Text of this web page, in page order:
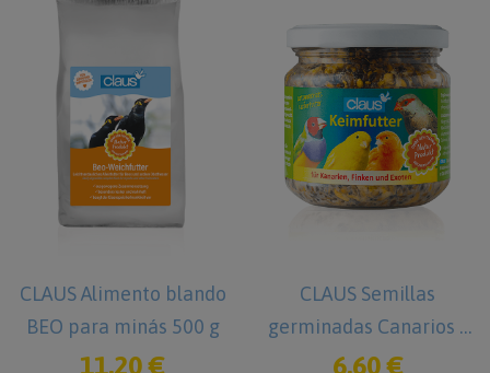
CLAUS Alimento blando
BEO para minás 500 g
11,20 €
CLAUS Semillas
germinadas Canarios /
Pinzones / Pájaros
6,60 €